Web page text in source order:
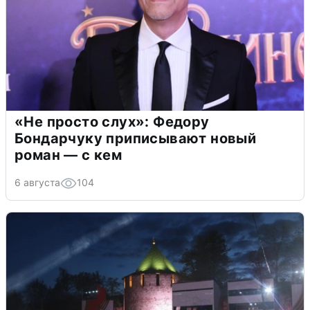
«Не просто слух»: Федору
Бондарчуку приписывают новый
роман — с кем
6 августа 104